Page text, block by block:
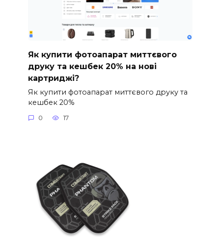
Як купити фотоапарат миттєвого
друку та кешбек 20% на нові
картриджі?
Як купити фотоапарат миттєвого друку та
кешбек 20%
0 17